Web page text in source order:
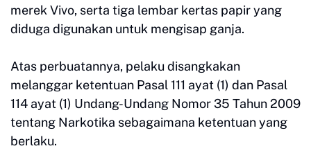
merek Vivo, serta tiga lembar kertas papir yang
diduga digunakan untuk mengisap ganja.
Atas perbuatannya, pelaku disangkakan
melanggar ketentuan Pasal 111 ayat (1) dan Pasal
114 ayat (1) Undang-Undang Nomor 35 Tahun 2009
tentang Narkotika sebagaimana ketentuan yang
berlaku.